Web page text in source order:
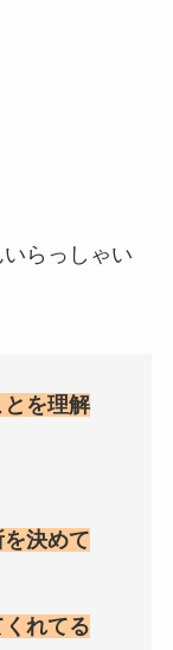
らっしゃい
を理解
決めて
れてる